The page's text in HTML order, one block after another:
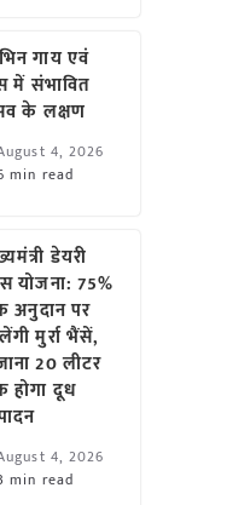
गाय एवं
में संभावित
के लक्षण
4, 2026
min read
डेयरी
योजना: 75%
अनुदान पर
मुर्रा भैंसें,
20 लीटर
होगा दूध
4, 2026
min read